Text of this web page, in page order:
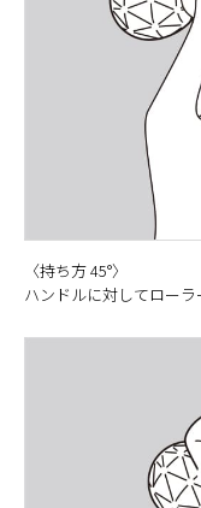
〈持ち方 45°〉
ハンドルに対してローラ